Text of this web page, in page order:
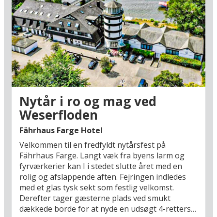
fra 1000-tallet og det smukke
renæssancerådhus, som er optaget på UNESCOs
verdensarvsliste. I rådhusets hvælvede kælder
finder I en stemningsfuld restaurant med en af
verdens største samlinger af tyske vine.
Derudover findes der smukke vandre- og
cykelstier i den idylliske natur langs Weserfloden
– perfekte til en frisk vintergåtur. I det
nærliggende Vegesack kan I spadsere langs den
charmerende havn, nyde hyggelige caféer og
måske slappe af med et varmt saunabad i
svømmehallen. Dette er en ferie, hvor I kan
kombinere afslapning med spændende
udflugter, inden det nye år begynder.
Nytår i ro og mag ved
Weserfloden
Fährhaus Farge Hotel
Velkommen til en fredfyldt nytårsfest på
Fährhaus Farge. Langt væk fra byens larm og
fyrværkerier kan I i stedet slutte året med en
rolig og afslappende aften. Fejringen indledes
med et glas tysk sekt som festlig velkomst.
Derefter tager gæsterne plads ved smukt
dækkede borde for at nyde en udsøgt 4-retters